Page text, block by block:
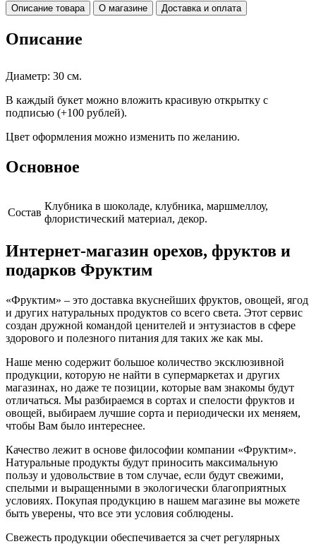
Описание товара О магазине Доставка и оплата
Описание
Диаметр: 30 см.
В каждый букет можно вложить красивую открытку с
подписью (+100 рублей).
Цвет оформления можно изменить по желанию.
Основное
Cостав
Клубника в шоколаде, клубника, маршмеллоу,
флористический материал, декор.
Интернет-магазин орехов, фруктов и
подарков Фруктим
«Фруктим» – это доставка вкуснейших фруктов, овощей, ягод
и других натуральных продуктов со всего света. Этот сервис
создан дружной командой ценителей и энтузиастов в сфере
здорового и полезного питания для таких же как мы.
Наше меню содержит большое количество эксклюзивной
продукции, которую не найти в супермаркетах и других
магазинах, но даже те позиции, которые вам знакомы будут
отличаться. Мы разбираемся в сортах и спелости фруктов и
овощей, выбираем лучшие сорта и периодически их меняем,
чтобы Вам было интереснее.
Качество лежит в основе философии компании «Фруктим».
Натуральные продукты будут приносить максимальную
пользу и удовольствие в том случае, если будут свежими,
cпелыми и выращенными в экологически благоприятных
условиях. Покупая продукцию в нашем магазине вы можете
быть уверены, что все эти условия соблюдены.
Свежесть продукции обеспечивается за счет регулярных